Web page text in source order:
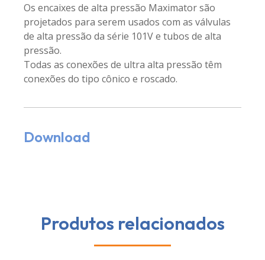
Os encaixes de alta pressão Maximator são
projetados para serem usados ​​com as válvulas
de alta pressão da série 101V e tubos de alta
pressão.
Todas as conexões de ultra alta pressão têm
conexões do tipo cônico e roscado.
Download
Produtos relacionados